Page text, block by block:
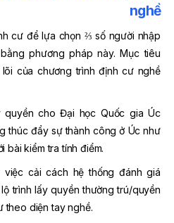
nghề
cư để lựa chọn ⅔ số người nhập
phương pháp này. Mục tiêu
của chương trình định cư nghề
cho Đại học Quốc gia Úc
thúc đẩy sự thành công ở Úc như
bài kiểm tra tính điểm.
cải cách hệ thống đánh giá
trình lấy quyền thường trú/quyền
theo diện tay nghề.